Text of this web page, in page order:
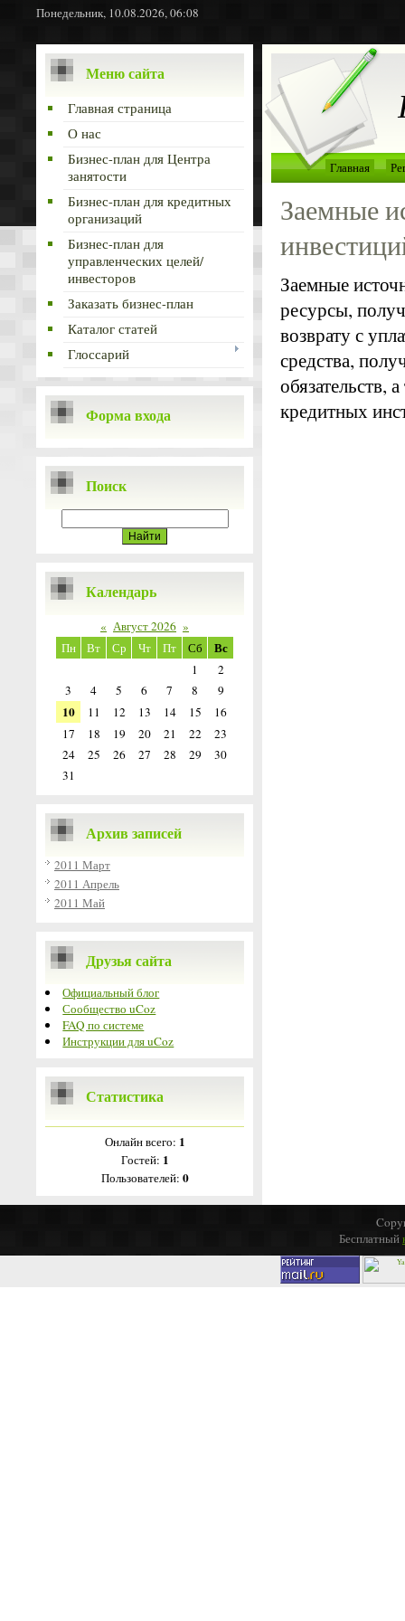
Понедельник, 10.08.2026, 06:08
Меню сайта
Главная страница
О нас
Бизнес-план для Центра
занятости
Бизнес-план для кредитных
организаций
Бизнес-план для
управленческих целей/
инвесторов
Заказать бизнес-план
Каталог статей
Глоссарий
Форма входа
Поиск
Календарь
« Август 2026 »
Пн
Вт Ср Чт Пт Сб Вс
1
2
3
4 5 6 7 8 9
10 11 12 13 14 15
16
17
18 19 20 21 22
23
24
25 26 27 28 29
30
31
Архив записей
2011 Март
2011 Апрель
2011 Май
Друзья сайта
Официальный блог
Сообщество uCoz
FAQ по системе
Инструкции для uCoz
Статистика
Онлайн всего: 1
Гостей: 1
Пользователей: 0
Главная
Заемные
Заемные
ресурсы,
возврату с
средства,
обязательств,
кредитных
Бесплатный